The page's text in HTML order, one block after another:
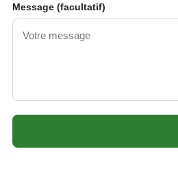
Message (facultatif)